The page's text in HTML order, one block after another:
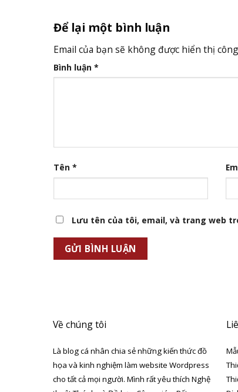
Để lại một bình luận
Email của bạn sẽ không được hiển thị
Bình luận *
Tên *
Lưu tên của tôi, email, và trang web
Về chúng tôi
Là blog cá nhân chia sẻ những kiến thức đồ
họa và kinh nghiệm làm website Wordpress
cho tất cả mọi người. Mình rất yêu thích Nghệ